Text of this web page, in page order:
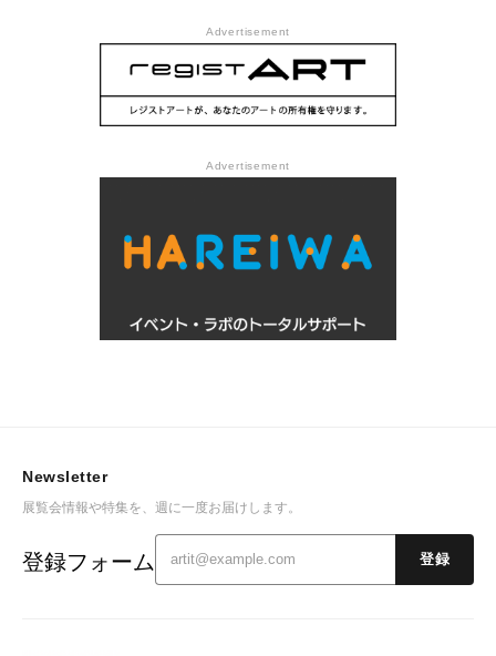
Advertisement
Advertisement
Newsletter
展覧会情報や特集を、週に一度お届けします。
登録フォーム 登録